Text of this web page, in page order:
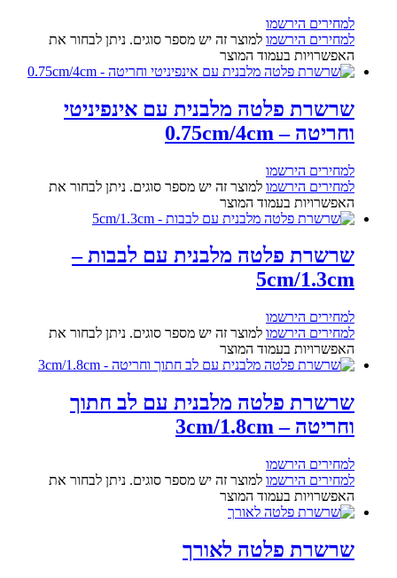
למחירים הירשמו
למחירים הירשמו למוצר זה יש מספר סוגים. ניתן לבחור את
האפשרויות בעמוד המוצר
שרשרת פלטה מלבנית עם אינפיניטי
וחריטה – 0.75cm/4cm
למחירים הירשמו
למחירים הירשמו למוצר זה יש מספר סוגים. ניתן לבחור את
האפשרויות בעמוד המוצר
שרשרת פלטה מלבנית עם לבבות –
5cm/1.3cm
למחירים הירשמו
למחירים הירשמו למוצר זה יש מספר סוגים. ניתן לבחור את
האפשרויות בעמוד המוצר
שרשרת פלטה מלבנית עם לב חתוך
וחריטה – 3cm/1.8cm
למחירים הירשמו
למחירים הירשמו למוצר זה יש מספר סוגים. ניתן לבחור את
האפשרויות בעמוד המוצר
שרשרת פלטה לאורך